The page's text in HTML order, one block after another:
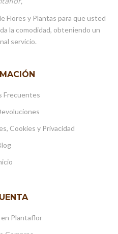
Flores y Plantas para que usted
la comodidad, obteniendo un
servicio.
Frecuentes
Cookies y Privacidad
Plantaflor